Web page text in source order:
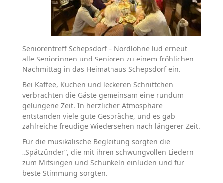
Seniorentreff Schepsdorf – Nordlohne lud erneut
alle Seniorinnen und Senioren zu einem fröhlichen
Nachmittag in das Heimathaus Schepsdorf ein.
Bei Kaffee, Kuchen und leckeren Schnittchen
verbrachten die Gäste gemeinsam eine rundum
gelungene Zeit. In herzlicher Atmosphäre
entstanden viele gute Gespräche, und es gab
zahlreiche freudige Wiedersehen nach längerer Zeit.
Für die musikalische Begleitung sorgten die
„Spätzünder“, die mit ihren schwungvollen Liedern
zum Mitsingen und Schunkeln einluden und für
beste Stimmung sorgten.